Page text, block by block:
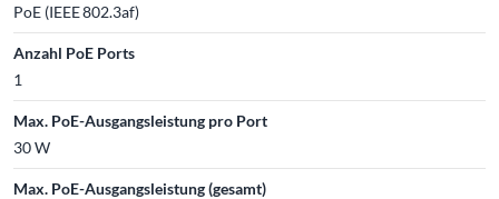
PoE (IEEE 802.3af)
Anzahl PoE Ports
1
Max. PoE-Ausgangsleistung pro Port
30 W
Max. PoE-Ausgangsleistung (gesamt)